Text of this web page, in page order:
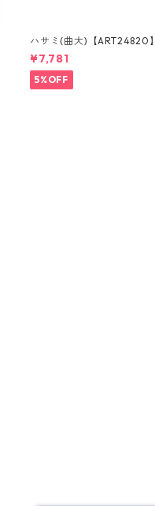
ハサミ(曲大)【ART24820】
¥7,781
5%OFF